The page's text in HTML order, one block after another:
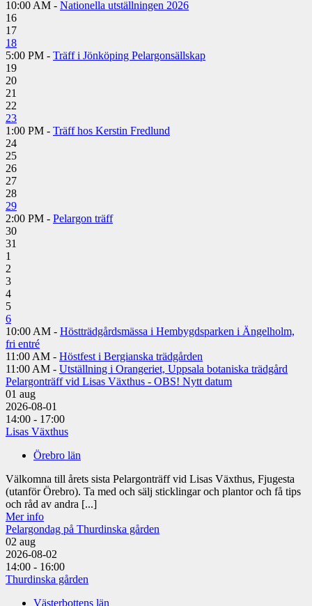
10:00 AM - Nationella utställningen 2026
16
17
18
5:00 PM - Träff i Jönköping Pelargonsällskap
19
20
21
22
23
1:00 PM - Träff hos Kerstin Fredlund
24
25
26
27
28
29
2:00 PM - Pelargon träff
30
31
1
2
3
4
5
6
10:00 AM - Höstträdgårdsmässa i Hembygdsparken i Ängelholm,
fri entré
11:00 AM - Höstfest i Bergianska trädgården
11:00 AM - Utställning i Orangeriet, Uppsala botaniska trädgård
Pelargonträff vid Lisas Växthus - OBS! Nytt datum
01 aug
2026-08-01
14:00 - 17:00
Lisas Växthus
Örebro län
Välkomna till årets sista Pelargonträff vid Lisas Växthus, Fjugesta
(utanför Örebro). Ta med och sälj sticklingar och plantor och få tips
och råd av andra [...]
Mer info
Pelargondag på Thurdinska gården
02 aug
2026-08-02
14:00 - 16:00
Thurdinska gården
Västerbottens län